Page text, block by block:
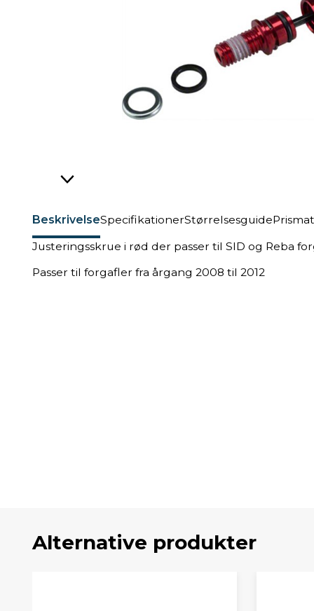
BeskrivelseSpecifikationerStørrelsesguide
Justeringsskrue i rød der passer til SID og Reba
Passer til forgafler fra årgang 2008 til 2012
Alternative produkter